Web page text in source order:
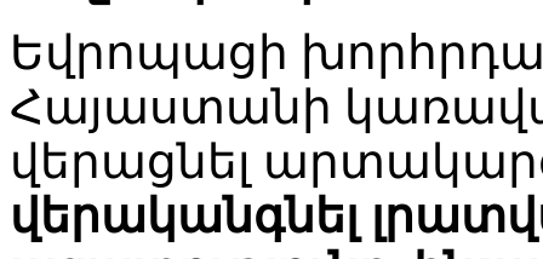
Եվրոպացի
Հայաստանի
վերացնել
վերականգնել